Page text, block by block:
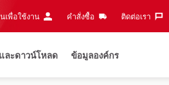
เพื่อใช้งาน คำสั่งซื้อ ติดต่อเรา‎
ละดาวน์โหลด ข้อมูลองค์กร